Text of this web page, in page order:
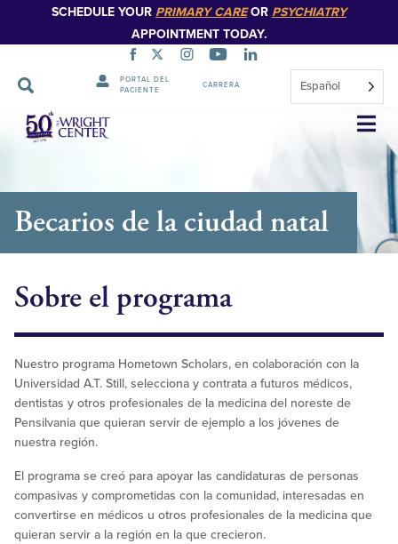
SCHEDULE YOUR PRIMARY CAREOR PSYCHIATRY
APPOINTMENT TODAY.
PORTAL DEL
PACIENTE
CARRERA Español
Saltar
navegación
Becarios de la ciudad natal
Sobre el programa
Nuestro programa Hometown Scholars, en colaboración con la
Universidad A.T. Still, selecciona y contrata a futuros médicos,
dentistas y otros profesionales de la medicina del noreste de
Pensilvania que quieran servir de ejemplo a los jóvenes de
nuestra región.
El programa se creó para apoyar las candidaturas de personas
compasivas y comprometidas con la comunidad, interesadas en
convertirse en médicos u otros profesionales de la medicina que
quieran servir a la región en la que crecieron.